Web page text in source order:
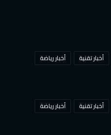
أخبار تقنية
أخبار رياضة
أخبار تقنية
أخبار رياضة